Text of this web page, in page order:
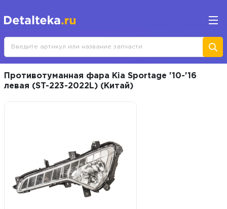
Противотуманная фара Kia Sportage '10-'16
левая (ST-223-2022L) (Китай)